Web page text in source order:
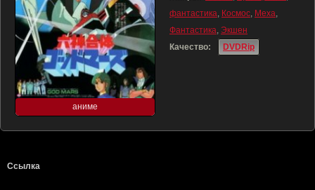
аниме
фантастика, Космос, Меха,
Фантастика, Экшен
Качество:
DVDRip
Ссылка